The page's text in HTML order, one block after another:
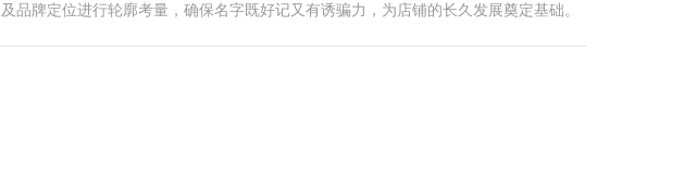
牌定位进行轮廓考量，确保名字既好记又有诱骗力，为店铺的长久发展奠定基础。